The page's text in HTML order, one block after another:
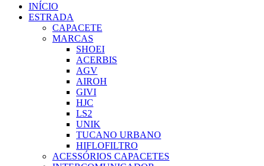
INÍCIO
ESTRADA
CAPACETE
MARCAS
SHOEI
ACERBIS
AGV
AIROH
GIVI
HJC
LS2
UNIK
TUCANO URBANO
HIFLOFILTRO
ACESSÓRIOS CAPACETES